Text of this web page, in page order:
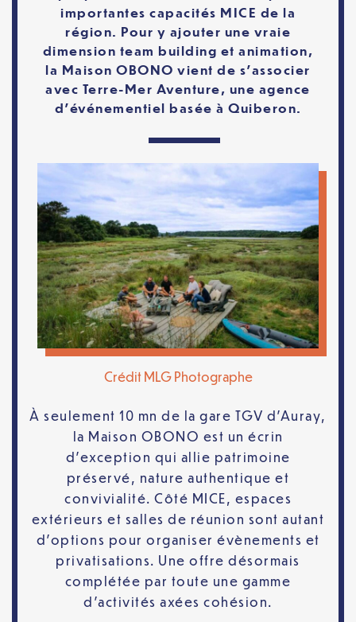
importantes capacités MICE de la
région. Pour y ajouter une vraie
dimension team building et animation,
la Maison OBONO vient de s’associer
avec Terre-Mer Aventure, une agence
d’événementiel basée à Quiberon.
Crédit MLG Photographe
À seulement 10 mn de la gare TGV d’Auray,
la Maison OBONO est un écrin
d’exception qui allie patrimoine
préservé, nature authentique et
convivialité. Côté MICE, espaces
extérieurs et salles de réunion sont autant
d’options pour organiser évènements et
privatisations. Une offre désormais
complétée par toute une gamme
d’activités axées cohésion.